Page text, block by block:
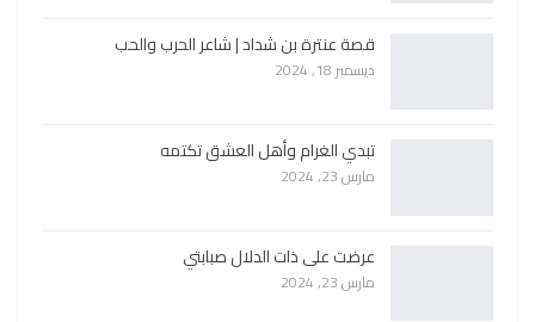
قصة عنترة بن شداد | شاعر الحرب والحب
ديسمبر 18, 2024
تبدي الغرام وأهل العشق تكتمه
مارس 23, 2024
عرضت على ذات الدلال صبابتي
مارس 23, 2024